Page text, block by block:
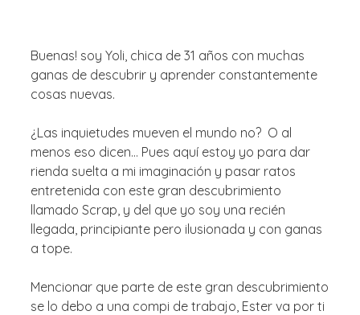
Buenas! soy Yoli, chica de 31 años con muchas
ganas de descubrir y aprender constantemente
cosas nuevas.
¿Las inquietudes mueven el mundo no? O al
menos eso dicen… Pues aquí estoy yo para dar
rienda suelta a mi imaginación y pasar ratos
entretenida con este gran descubrimiento
llamado Scrap, y del que yo soy una recién
llegada, principiante pero ilusionada y con ganas
a tope.
Mencionar que parte de este gran descubrimiento
se lo debo a una compi de trabajo, Ester va por ti